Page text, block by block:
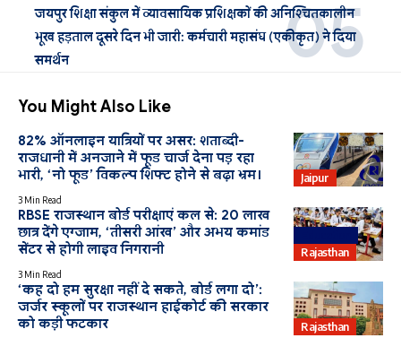
जयपुर शिक्षा संकुल में व्यावसायिक प्रशिक्षकों की अनिश्चितकालीन
भूख हड़ताल दूसरे दिन भी जारी: कर्मचारी महासंघ (एकीकृत) ने दिया
समर्थन
You Might Also Like
Jaipur
82% ऑनलाइन यात्रियों पर असर: शताब्दी-
राजधानी में अनजाने में फूड चार्ज देना पड़ रहा
भारी, ‘नो फूड’ विकल्प शिफ्ट होने से बढ़ा भ्रम।
3 Min Read
Rajasthan
RBSE राजस्थान बोर्ड परीक्षाएं कल से: 20 लाख
छात्र देंगे एग्जाम, ‘तीसरी आंख’ और अभय कमांड
सेंटर से होगी लाइव निगरानी
3 Min Read
Rajasthan
‘कह दो हम सुरक्षा नहीं दे सकते, बोर्ड लगा दो’:
जर्जर स्कूलों पर राजस्थान हाईकोर्ट की सरकार
को कड़ी फटकार